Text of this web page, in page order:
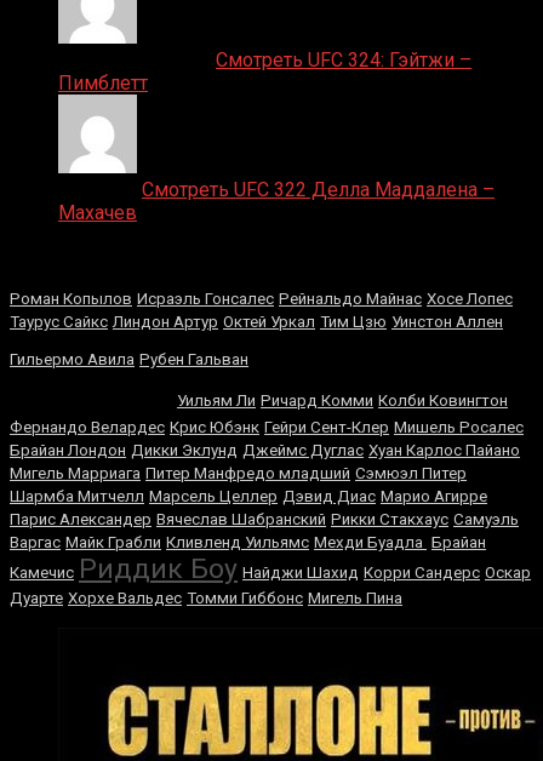
Смотреть UFC 324: Гэйтжи –
Пимблетт
Смотреть UFC 322 Делла Маддалена –
Махачев
Роман Копылов Исраэль Гонсалес Рейнальдо Майнас Хосе Лопес
Таурус Сайкс Линдон Артур Октей Уркал Тим Цзю Уинстон Аллен
Гильермо Авила Рубен Гальван
Уильям Ли Ричард Комми Колби Ковингтон
Фернандо Велардес Крис Юбэнк Гейри Сент-Клер Мишель Росалес
Брайан Лондон Дикки Эклунд Джеймс Дуглас Хуан Карлос Пайано
Мигель Марриага Питер Манфредо младший Сэмюэл Питер
Шармба Митчелл Марсель Целлер Дэвид Диас Марио Агирре
Парис Александер Вячеслав Шабранский Рикки Стакхаус Самуэль
Варгас Майк Грабли Кливленд Уильямс Мехди Буадла Брайан
Камечис Риддик Боу Найджи Шахид Корри Сандерс Оскар
Дуарте Хорхе Вальдес Томми Гиббонс Мигель Пина